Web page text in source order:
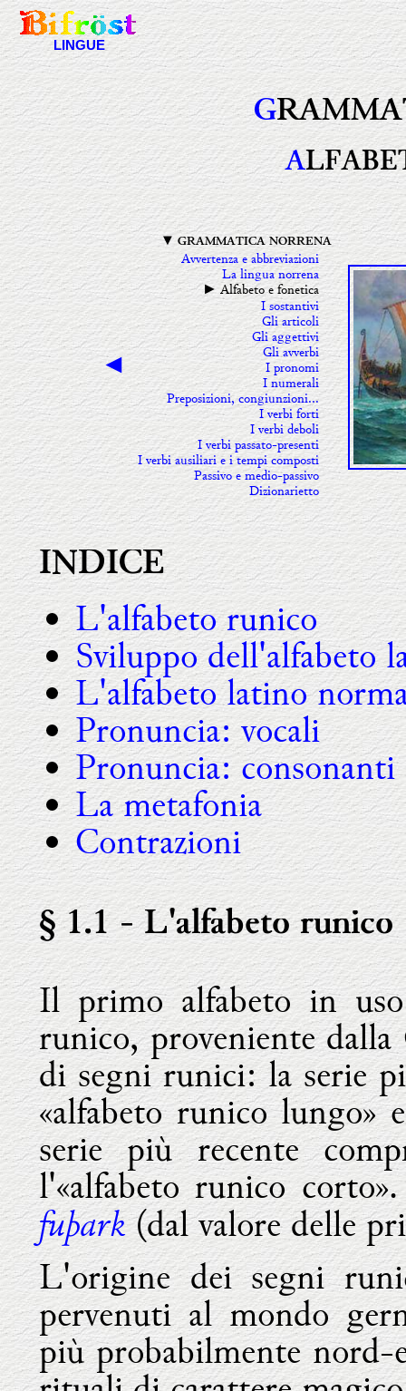
LINGUE
G
A
◄
▼ GRAMMATICA NORRENA
Avvertenza e abbreviazioni
La lingua norrena
►Alfabeto e fonetica
I sostantivi
Gli articoli
Gli aggettivi
Gli avverbi
I pronomi
I numerali
Preposizioni, congiunzioni...
I verbi forti
I verbi deboli
I verbi passato-presenti
I verbi ausiliari e i tempi composti
Passivo e medio-passivo
Dizionarietto
INDICE
L'alfabeto runico
Sviluppo dell'alfabeto
L'alfabeto latino
Pronuncia: vocali
Pronuncia: consonanti
La metafonia
Contrazioni
§ 1.1- L'alfabeto runico
Il primo alfabeto in
runico, proveniente dalla
di segni runici: la serie
«alfabeto runico lungo»
serie più recente
l'«alfabeto runico
fuþark(dal valore delle
L'origine dei segni
pervenuti al mondo
più probabilmente nord-